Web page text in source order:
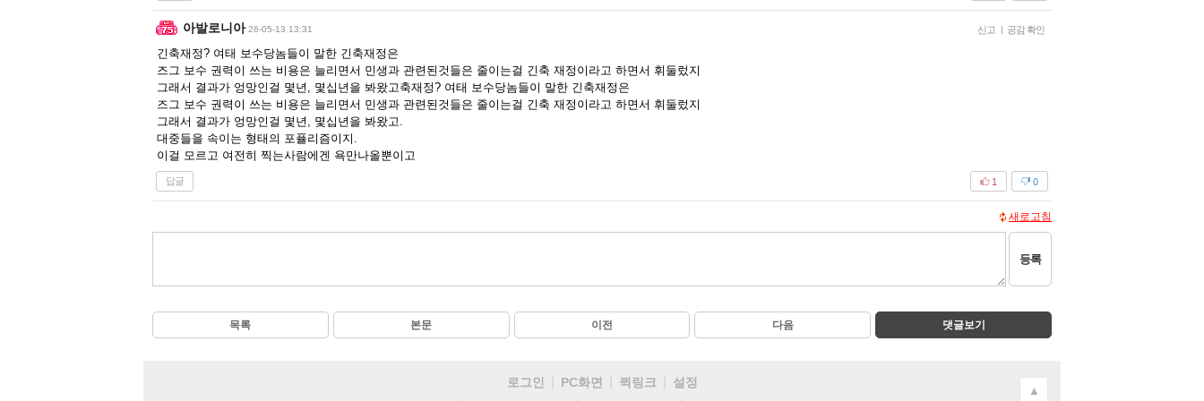
아발로니아 26-05-13 13:31 신고 | 공감 확인
긴축재정? 여태 보수당놈들이 말한 긴축재정은
즈그 보수 권력이 쓰는 비용은 늘리면서 민생과 관련된것들은 줄이는걸 긴축 재정이라고 하면서 휘둘렀지
그래서 결과가 엉망인걸 몇년, 몇십년을 봐왔고축재정? 여태 보수당놈들이 말한 긴축재정은
즈그 보수 권력이 쓰는 비용은 늘리면서 민생과 관련된것들은 줄이는걸 긴축 재정이라고 하면서 휘둘렀지
그래서 결과가 엉망인걸 몇년, 몇십년을 봐왔고.
대중들을 속이는 형태의 포퓰리즘이지.
이걸 모르고 여전히 찍는사람에겐 욕만나올뿐이고
답글 0
1
새로고침
등록
목록 본문 이전 다음 댓글보기
로그인 PC화면 퀵링크
설정
▲